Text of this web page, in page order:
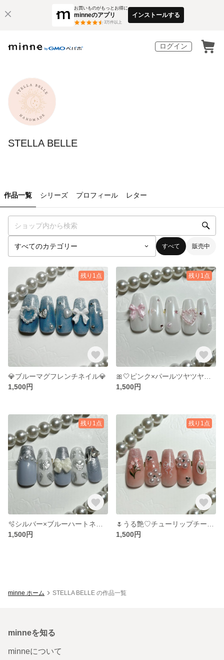
お買いものがもっとお得に
minneのアプリ
3万件以上
インストールする
ログイン
STELLA BELLE
作品一覧 シリーズ プロフィール レター
すべて 販売中
残り1点
💎ブルーマグフレンチネイル💎
1,500円
残り1点
1,500円
残り1点
1,500円
残り1点
1,500円
minne ホーム STELLA BELLE の作品一覧
minneを知る
minneについて